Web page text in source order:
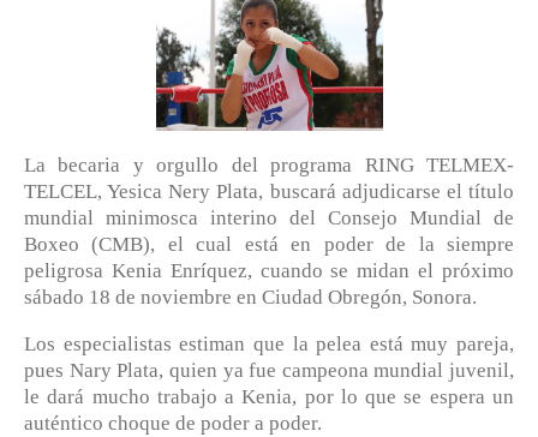
La becaria y orgullo del programa RING TELMEX-
TELCEL, Yesica Nery Plata, buscará adjudicarse el título
mundial minimosca interino del Consejo Mundial de
Boxeo (CMB), el cual está en poder de la siempre
peligrosa Kenia Enríquez, cuando se midan el próximo
sábado 18 de noviembre en Ciudad Obregón, Sonora.
Los especialistas estiman que la pelea está muy pareja,
pues Nary Plata, quien ya fue campeona mundial juvenil,
le dará mucho trabajo a Kenia, por lo que se espera un
auténtico choque de poder a poder.